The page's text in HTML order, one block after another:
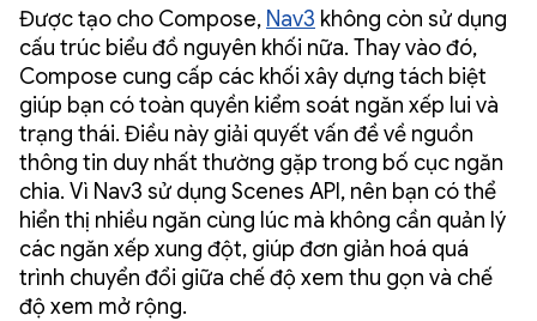
Được tạo cho Compose, Nav3 không còn sử dụng
cấu trúc biểu đồ nguyên khối nữa. Thay vào đó,
Compose cung cấp các khối xây dựng tách biệt
giúp bạn có toàn quyền kiểm soát ngăn xếp lui và
trạng thái. Điều này giải quyết vấn đề về nguồn
thông tin duy nhất thường gặp trong bố cục ngăn
chia. Vì Nav3 sử dụng Scenes API, nên bạn có thể
hiển thị nhiều ngăn cùng lúc mà không cần quản lý
các ngăn xếp xung đột, giúp đơn giản hoá quá
trình chuyển đổi giữa chế độ xem thu gọn và chế
độ xem mở rộng.